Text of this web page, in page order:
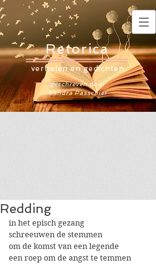
Retorica
verhalen en gedichten
geschreven door
Sandra Passchier
Redding
in het episch gezang
schreeuwen de stemmen
om de komst van een legende
een roep om de angst te temmen